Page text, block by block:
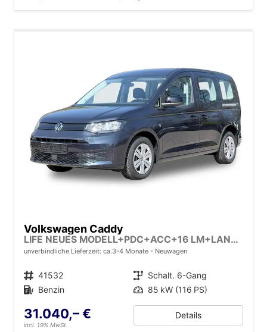
Volkswagen Caddy
LIFE NEUES MODELL+PDC+ACC+16 LM+LANE ASSIST
unverbindliche Lieferzeit: ca.3-4 Monate Neuwagen
Fahrzeugnr. 41532 Getriebe Schalt. 6-Gang
Kraftstoff Benzin Leistung 85 kW (116 PS)
31.040,– €
incl. 19% MwSt.
Details